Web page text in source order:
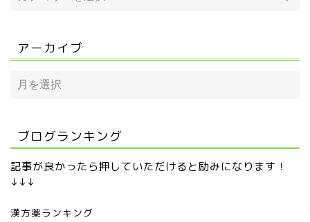
アーカイブ
ブログランキング
記事が良かったら押していただけると励みになります！
↓↓↓
漢方薬ランキング